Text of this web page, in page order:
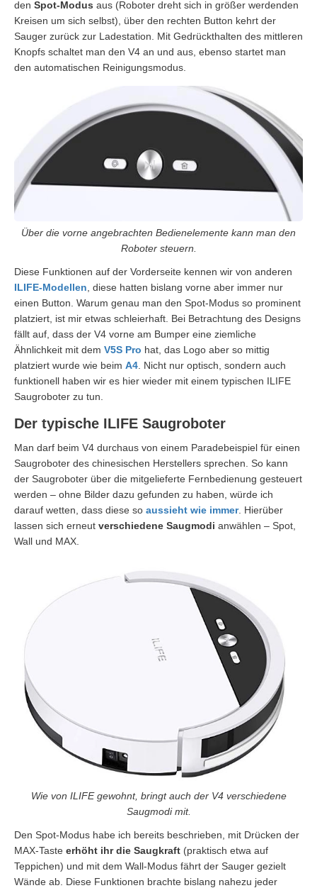
den Spot-Modus aus (Roboter dreht sich in größer werdenden
Kreisen um sich selbst), über den rechten Button kehrt der
Sauger zurück zur Ladestation. Mit Gedrückthalten des mittleren
Knopfs schaltet man den V4 an und aus, ebenso startet man
den automatischen Reinigungsmodus.
Über die vorne angebrachten Bedienelemente kann man den
Roboter steuern.
Diese Funktionen auf der Vorderseite kennen wir von anderen
ILIFE-Modellen , diese hatten bislang vorne aber immer nur
einen Button. Warum genau man den Spot-Modus so prominent
platziert, ist mir etwas schleierhaft. Bei Betrachtung des Designs
fällt auf, dass der V4 vorne am Bumper eine ziemliche
Ähnlichkeit mit dem V5S Pro hat, das Logo aber so mittig
platziert wurde wie beim A4 . Nicht nur optisch, sondern auch
funktionell haben wir es hier wieder mit einem typischen ILIFE
Saugroboter zu tun.
Der typische ILIFE Saugroboter
Man darf beim V4 durchaus von einem Paradebeispiel für einen
Saugroboter des chinesischen Herstellers sprechen. So kann
der Saugroboter über die mitgelieferte Fernbedienung gesteuert
werden – ohne Bilder dazu gefunden zu haben, würde ich
darauf wetten, dass diese so aussieht wie immer. Hierüber
lassen sich erneut verschiedene Saugmodi anwählen – Spot,
Wall und MAX.
Wie von ILIFE gewohnt, bringt auch der V4 verschiedene
Saugmodi mit.
Den Spot-Modus habe ich bereits beschrieben, mit Drücken der
MAX-Taste erhöht ihr die Saugkraft (praktisch etwa auf
Teppichen) und mit dem Wall-Modus fährt der Sauger gezielt
Wände ab. Diese Funktionen brachte bislang nahezu jeder